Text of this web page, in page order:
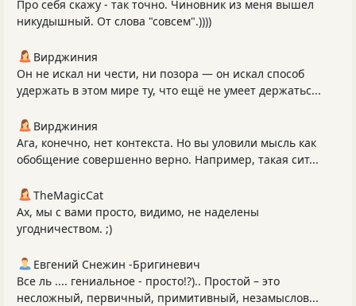
Про себя скажу - так точно. Чиновник из меня вышел
никудышный. От слова "совсем".))))
Вирджиния
Он не искал ни чести, ни позора — он искал способ
удержать в этом мире ту, что ещё не умеет держатьс...
Вирджиния
Ага, конечно, нет контекста. Но вы уловили мысль как
обобщение совершенно верно. Например, такая сит...
TheMagicCat
Ах, мы с вами просто, видимо, не наделены
угодничеством. ;)
Евгений Снежин -Бригиневич
Все ль .... гениальное - просто!?).. Простой – это
несложный, первичный, примитивный, незамыслов...